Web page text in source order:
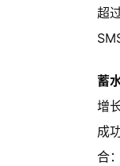
超
蓄
增
成
合